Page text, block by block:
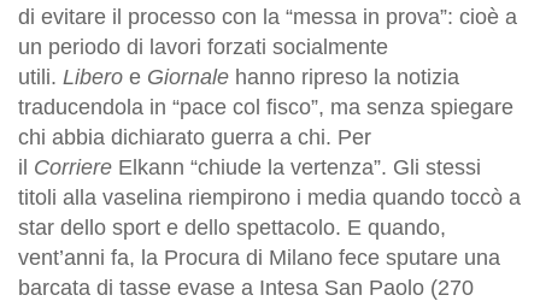
di evitare il processo con la “messa in prova”: cioè a
un periodo di lavori forzati socialmente
utili. Libero e Giornale hanno ripreso la notizia
traducendola in “pace col fisco”, ma senza spiegare
chi abbia dichiarato guerra a chi. Per
il Corriere Elkann “chiude la vertenza”. Gli stessi
titoli alla vaselina riempirono i media quando toccò a
star dello sport e dello spettacolo. E quando,
vent’anni fa, la Procura di Milano fece sputare una
barcata di tasse evase a Intesa San Paolo (270